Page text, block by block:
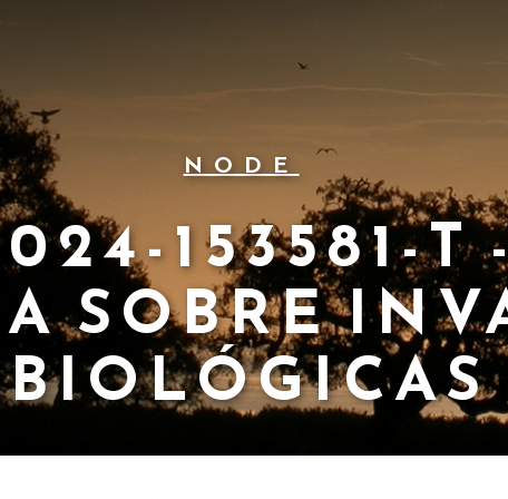
NODE
153581-T
SOBRE
BIOLÓGICAS